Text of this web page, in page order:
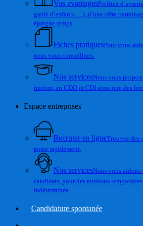
Vos avantagesProfitez
garde d’enfants …), d’une offre
épargne temps.
Fiches pratiquesPour vous
nous vous conseillons.
Nos servicesNous vous
intérim, en CDD et CDI ainsi que des
Espace entreprises
Recruter en ligneTrouvez des
poste rapidement.
Nos servicesNous vous aidons
candidats, pour des missions
indéterminée.
Candidature spontanée